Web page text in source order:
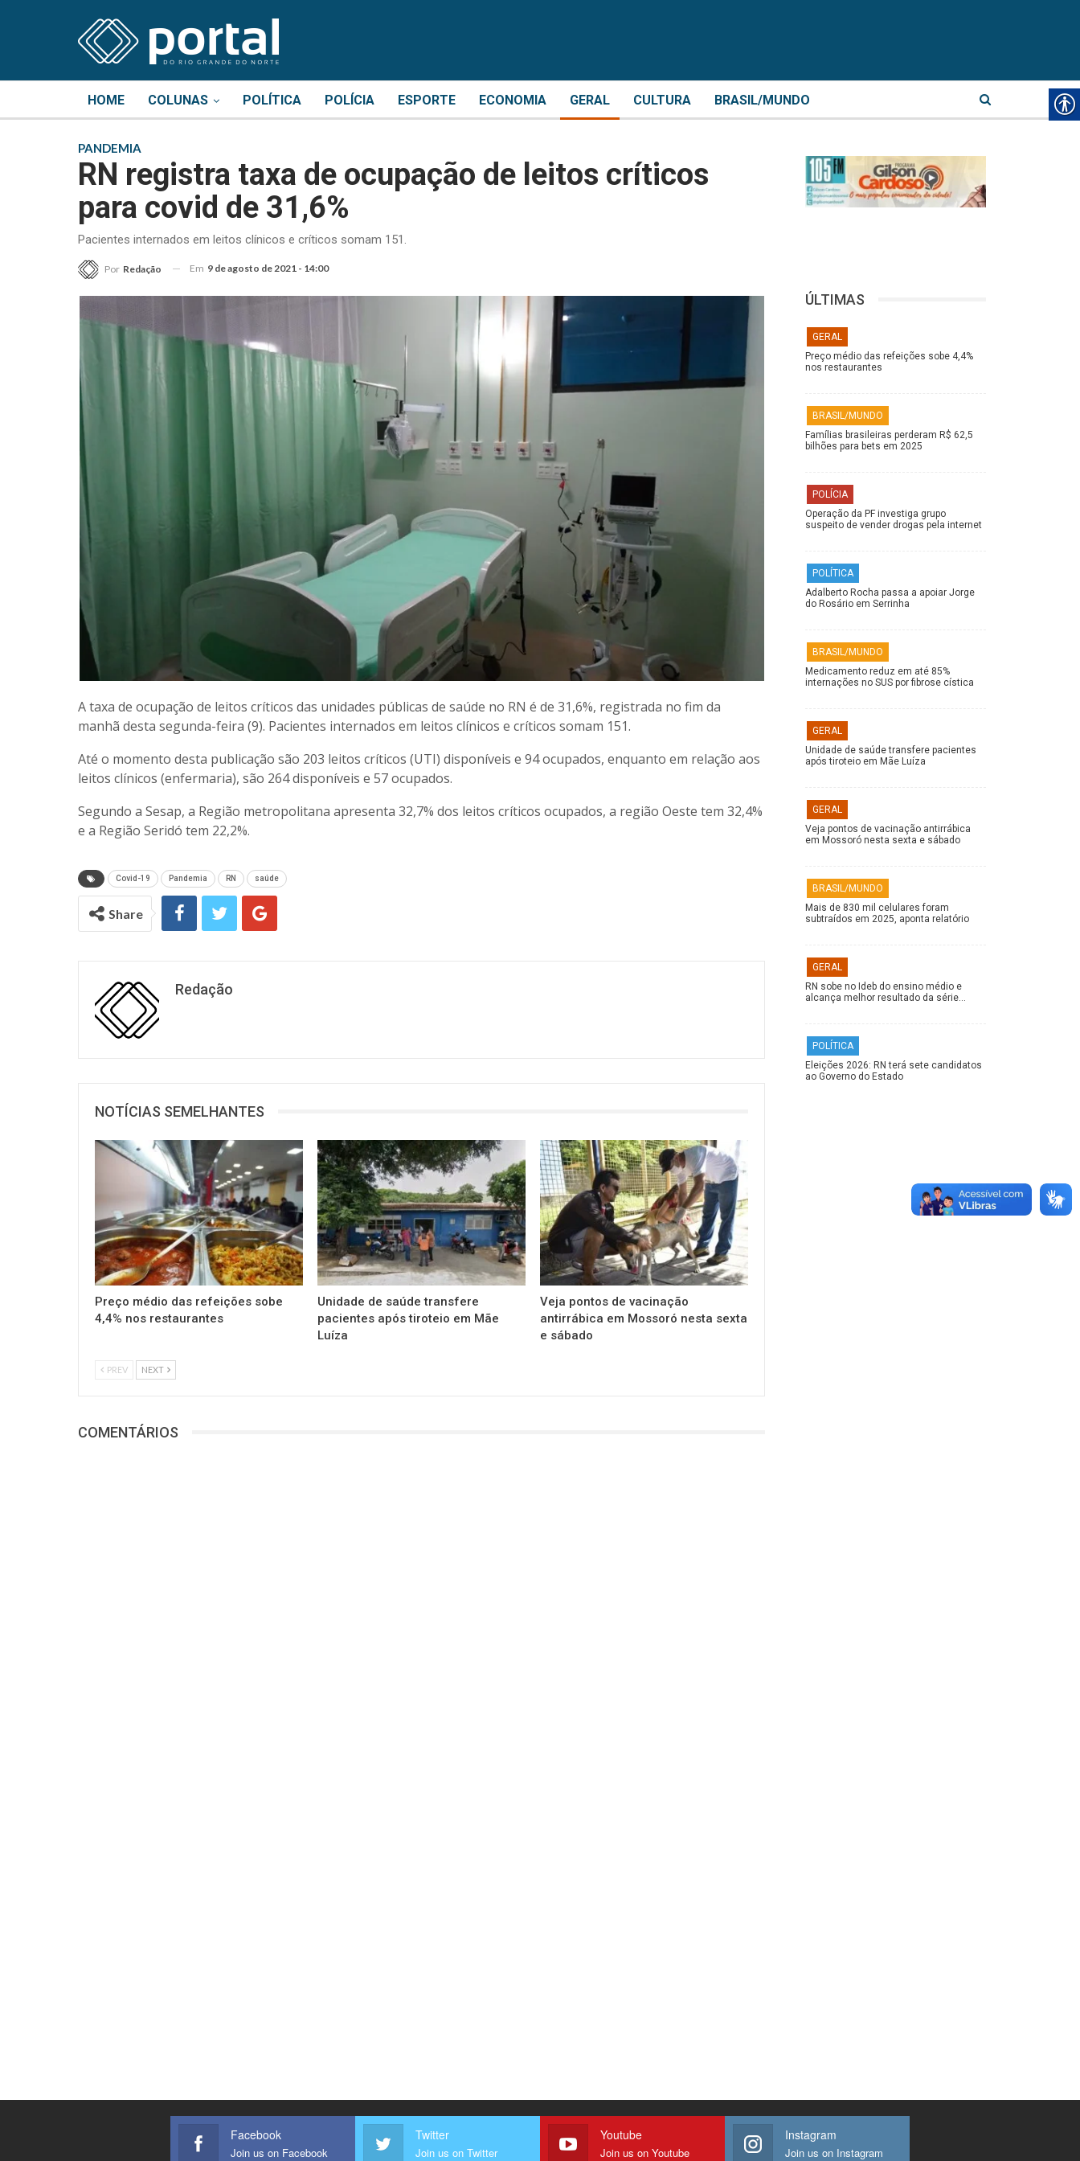
HOME COLUNAS POLÍTICA POLÍCIA ESPORTE ECONOMIA GERAL CULTURA BRASIL/MUNDO
PANDEMIA
RN registra taxa de ocupação de leitos críticos
para covid de 31,6%
Pacientes internados em leitos clínicos e críticos somam 151.
Por Redação Em 9 de agosto de 2021 - 14:00
A taxa de ocupação de leitos críticos das unidades públicas de saúde no RN é de 31,6%, registrada no fim da
manhã desta segunda-feira (9). Pacientes internados em leitos clínicos e críticos somam 151.
Até o momento desta publicação são 203 leitos críticos (UTI) disponíveis e 94 ocupados, enquanto em relação aos
leitos clínicos (enfermaria), são 264 disponíveis e 57 ocupados.
Segundo a Sesap, a Região metropolitana apresenta 32,7% dos leitos críticos ocupados, a região Oeste tem 32,4%
e a Região Seridó tem 22,2%.
Covid-19 Pandemia RN saúde
Share
Redação
NOTÍCIAS SEMELHANTES
Preço médio das refeições sobe
4,4% nos restaurantes
Unidade de saúde transfere
pacientes após tiroteio em Mãe
Luíza
Veja pontos de vacinação
antirrábica em Mossoró nesta sexta
e sábado
PREV NEXT
COMENTÁRIOS
ÚLTIMAS
GERAL
Preço médio das refeições sobe 4,4%
nos restaurantes
BRASIL/MUNDO
Famílias brasileiras perderam R$ 62,5
bilhões para bets em 2025
POLÍCIA
Operação da PF investiga grupo
suspeito de vender drogas pela internet
POLÍTICA
Adalberto Rocha passa a apoiar Jorge
do Rosário em Serrinha
BRASIL/MUNDO
Medicamento reduz em até 85%
internações no SUS por fibrose cística
GERAL
Unidade de saúde transfere pacientes
após tiroteio em Mãe Luíza
GERAL
Veja pontos de vacinação antirrábica
em Mossoró nesta sexta e sábado
BRASIL/MUNDO
Mais de 830 mil celulares foram
subtraídos em 2025, aponta relatório
GERAL
RN sobe no Ideb do ensino médio e
alcança melhor resultado da série…
POLÍTICA
Eleições 2026: RN terá sete candidatos
ao Governo do Estado
Facebook
Join us on Facebook
Twitter
Join us on Twitter
Youtube
Join us on Youtube
Instagram
Join us on Instagram